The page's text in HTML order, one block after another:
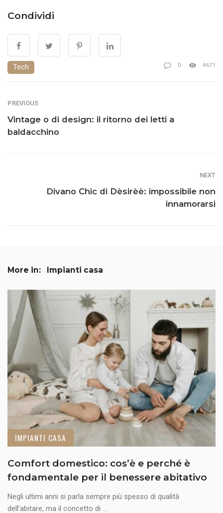
Condividi
Tech 0 4671
PREVIOUS
Vintage o di design: il ritorno dei letti a
baldacchino
NEXT
Divano Chic di Dèsirèè: impossibile non
innamorarsi
More in: Impianti casa
IMPIANTI CASA
Comfort domestico: cos’è e perché è
fondamentale per il benessere abitativo
Negli ultimi anni si parla sempre più spesso di qualità
dell’abitare, ma il concetto di ...